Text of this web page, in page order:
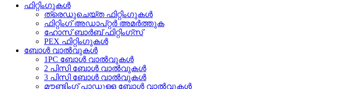
ഫിറ്റിംഗുകൾ
ത്രെഡുചെയ്‌ത ഫിറ്റിംഗുകൾ
ഫിറ്റിംഗ് അഡാപ്റ്റർ അമർത്തുക
ഹോസ് ബാർബ് ഫിറ്റിംഗ്സ്
PEX ഫിറ്റിംഗുകൾ
ബോൾ വാൽവുകൾ
1PC ബോൾ വാൽവുകൾ
2 പിസി ബോൾ വാൽവുകൾ
3 പിസി ബോൾ വാൽവുകൾ
മൗണ്ടിംഗ് പാഡുള്ള ബോൾ വാൽവുകൾ